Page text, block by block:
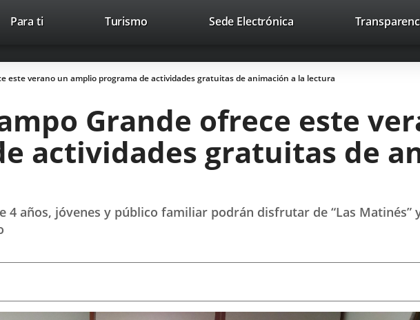
Trabaja con nosotros Contacto avaHeaderSocial
Enlace
una
Enlace
una
Para ti TurismoEste
abrirá
en
ventana
nueva.
Sede ElectrónicaEnlace
aplicación
externa.
este verano un amplio programa de actividades gratuitas de animación a la lectura
Grande ofrece este
actividades gratuitas de
4 años, jóvenes y público familiar podrán disfrutar de “Las Matinés”